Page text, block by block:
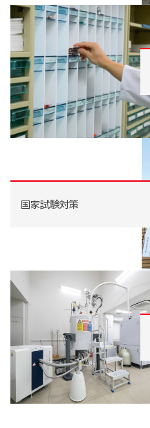
国家試験対策